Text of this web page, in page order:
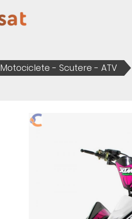
Motociclete - Scutere - ATV